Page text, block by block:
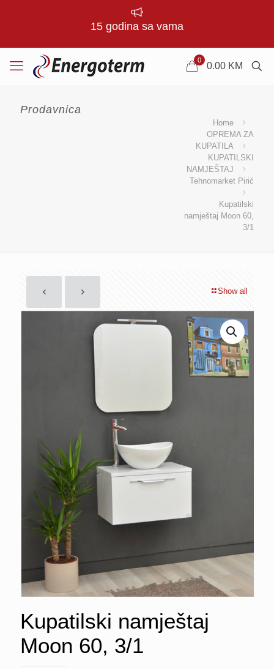
15 godina sa vama
0
0.00 KM
Prodavnica
Home
OPREMA ZA
KUPATILA
KUPATILSKI
NAMJEŠTAJ
Tehnomarket Pirić
Kupatilski
namještaj Moon 60,
3/1
Show all
Kupatilski namještaj
Moon 60, 3/1